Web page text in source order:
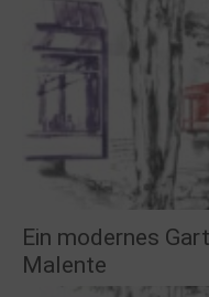
Ein modernes
Malente